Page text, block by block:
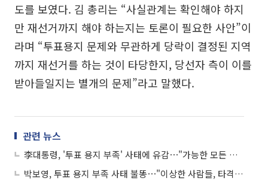
도를 보였다. 김 총리는 “사실관계는 확인해야 하지
만 재선거까지 해야 하는지는 토론이 필요한 사안”이
라며 “투표용지 문제와 무관하게 당락이 결정된 지역
까지 재선거를 하는 것이 타당한지, 당선자 측이 이를
받아들일지는 별개의 문제”라고 말했다.
관련 뉴스
李대통령, '투표 용지 부족' 사태에 유감⋯"가능한 모든 조치 강구할 것"
박보영, 투표 용지 부족 사태 불똥⋯"이상한 사람들, 타격 없어"